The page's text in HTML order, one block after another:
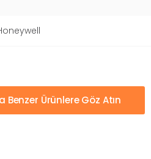
Benzer Ürünlere Göz Atın